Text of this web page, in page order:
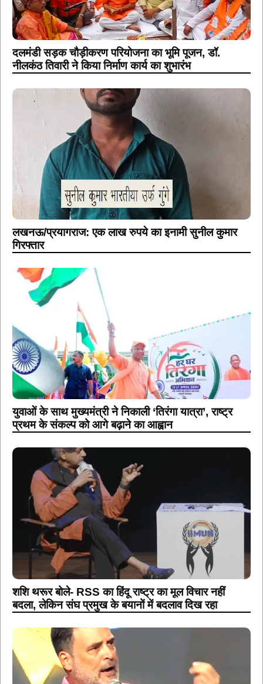
दलमंडी सड़क चौड़ीकरण परियोजना का भूमि पूजन, डॉ.
नीलकंठ तिवारी ने किया निर्माण कार्य का शुभारंभ
लखनऊ/प्रयागराज: एक लाख रुपये का इनामी सुनील कुमार
गिरफ्तार
युवाओं के साथ मुख्यमंत्री ने निकाली ‘तिरंगा यात्रा’, राष्ट्र
प्रथम के संकल्प को आगे बढ़ाने का आह्वान
शशि थरूर बोले- RSS का हिंदू राष्ट्र का मूल विचार नहीं
बदला, लेकिन संघ प्रमुख के बयानों में बदलाव दिख रहा